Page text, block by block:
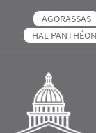
AGORASSAS
HAL